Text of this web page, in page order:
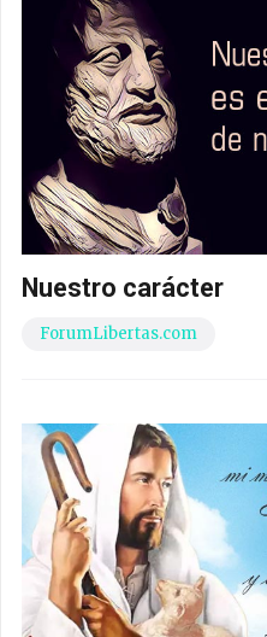
Nuestro carácter
ForumLibertas.com